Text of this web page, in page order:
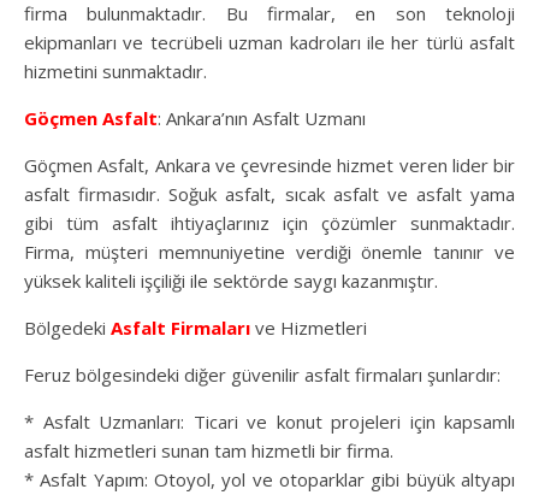
firma bulunmaktadır. Bu firmalar, en son teknoloji
ekipmanları ve tecrübeli uzman kadroları ile her türlü asfalt
hizmetini sunmaktadır.
Göçmen Asfalt: Ankara’nın Asfalt Uzmanı
Göçmen Asfalt, Ankara ve çevresinde hizmet veren lider bir
asfalt firmasıdır. Soğuk asfalt, sıcak asfalt ve asfalt yama
gibi tüm asfalt ihtiyaçlarınız için çözümler sunmaktadır.
Firma, müşteri memnuniyetine verdiği önemle tanınır ve
yüksek kaliteli işçiliği ile sektörde saygı kazanmıştır.
Bölgedeki Asfalt Firmaları ve Hizmetleri
Feruz bölgesindeki diğer güvenilir asfalt firmaları şunlardır:
* Asfalt Uzmanları: Ticari ve konut projeleri için kapsamlı
asfalt hizmetleri sunan tam hizmetli bir firma.
* Asfalt Yapım: Otoyol, yol ve otoparklar gibi büyük altyapı